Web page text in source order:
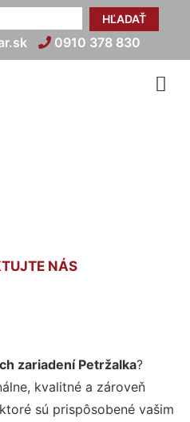
HĽADAŤ
0910 378 830
NÁS
zariadení Petržalka?
kvalitné a zároveň
sú prispôsobené vašim